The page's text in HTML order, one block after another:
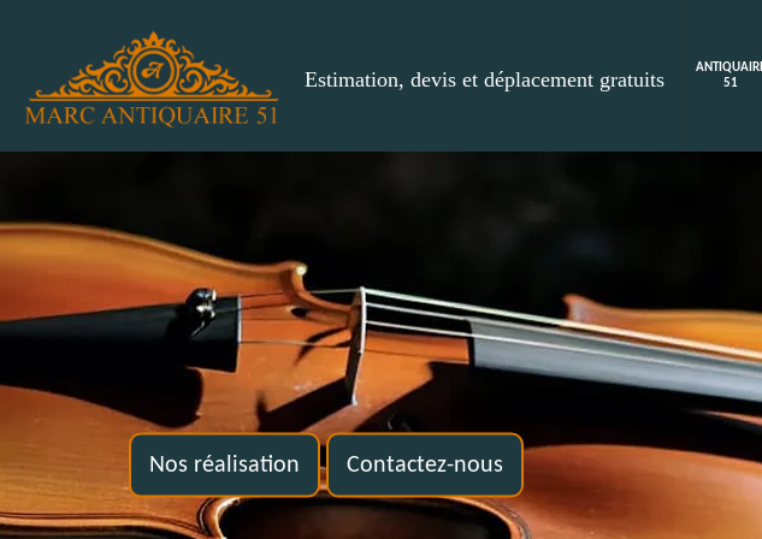
Estimation, devis et déplacement gratuits
51
Nos réalisation Contactez-nous